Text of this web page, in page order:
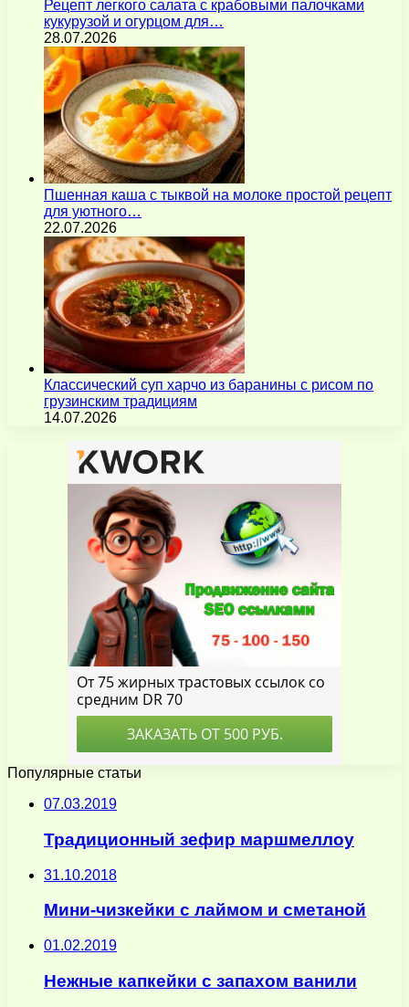
Рецепт легкого салата с крабовыми палочками
кукурузой и огурцом для…
28.07.2026
Пшенная каша с тыквой на молоке простой рецепт
для уютного…
22.07.2026
Классический суп харчо из баранины с рисом по
грузинским традициям
14.07.2026
Популярные статьи
07.03.2019
Традиционный зефир маршмеллоу
31.10.2018
Мини-чизкейки с лаймом и сметаной
01.02.2019
Нежные капкейки с запахом ванили